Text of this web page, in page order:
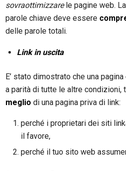
sovraottimizzarele pagine web.
parole chiave deve essere
delle parole totali.
Link in uscita
E’ stato dimostrato che una
a parità di tutte le altre condizioni,
meglio di una pagina priva di link:
perché i proprietari dei siti
il favore,
perché il tuo sito web